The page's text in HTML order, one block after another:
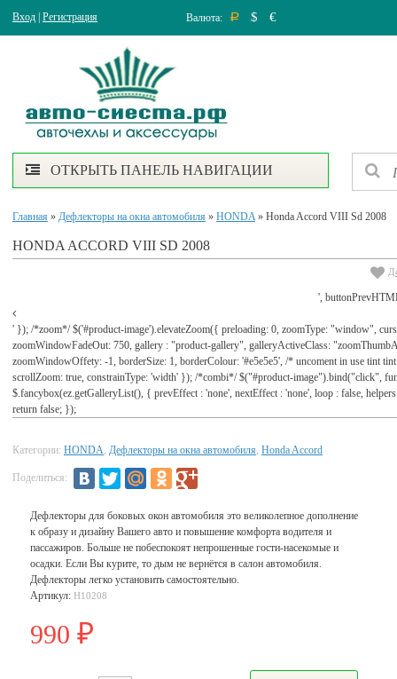
Вход Регистрация Валюта: Р $ €
ОТКРЫТЬ ПАНЕЛЬ НАВИГАЦИИ
Главная » Дефлекторы на окна автомобиля » HONDA» Honda Accord VIII Sd 2008
HONDA ACCORD VIII SD 2008
',
' }); /*zoom*/ $('#product-image').elevateZoom({ preloading: 0, zoomType: "window",
zoomWindowFadeOut: 750, gallery : "product-gallery", galleryActiveClass:
zoomWindowOffety: -1, borderSize: 1, borderColour: '#e5e5e5', /* uncoment in use tint
scrollZoom: true, constrainType: 'width' }); /*combi*/ $("#product-image").bind("click",
$.fancybox(ez.getGalleryList(), { prevEffect : 'none', nextEffect : 'none', loop : false,
return false; });
Категории: HONDA, Дефлекторы на окна автомобиля, Honda Accord
Поделиться:
Дефлекторы для боковых окон автомобиля это великолепное дополнение
к образу и дизайну Вашего авто и повышение комфорта водителя и
пассажиров. Больше не побеспокоят непрошенные гости-насекомые и
осадки. Если Вы курите, то дым не вернётся в салон автомобиля.
Дефлекторы легко установить самостоятельно.
Артикул: H10208
990 ₽